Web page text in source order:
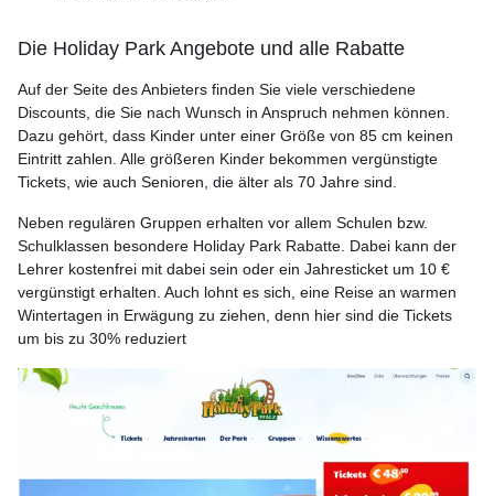
Die Holiday Park Angebote und alle Rabatte
Auf der Seite des Anbieters finden Sie viele verschiedene
Discounts, die Sie nach Wunsch in Anspruch nehmen können.
Dazu gehört, dass Kinder unter einer Größe von 85 cm keinen
Eintritt zahlen. Alle größeren Kinder bekommen vergünstigte
Tickets, wie auch Senioren, die älter als 70 Jahre sind.
Neben regulären Gruppen erhalten vor allem Schulen bzw.
Schulklassen besondere Holiday Park Rabatte. Dabei kann der
Lehrer kostenfrei mit dabei sein oder ein Jahresticket um 10 €
vergünstigt erhalten. Auch lohnt es sich, eine Reise an warmen
Wintertagen in Erwägung zu ziehen, denn hier sind die Tickets
um bis zu 30% reduziert